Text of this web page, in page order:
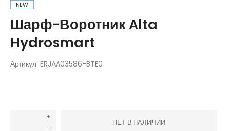
NEW
Шарф-Воротник Alta
Hydrosmart
Артикул: ERJAA03586-BTE0
НЕТ В НАЛИЧИИ